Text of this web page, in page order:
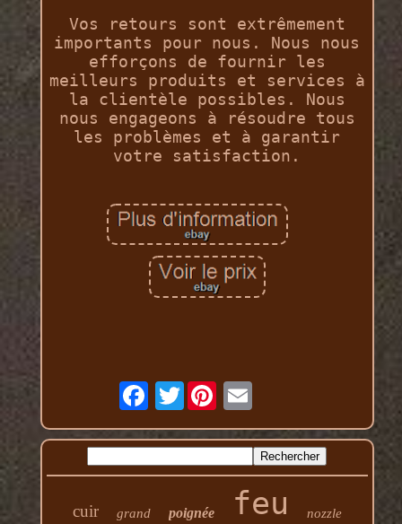
Vos retours sont extrêmement
importants pour nous. Nous nous
efforçons de fournir les
meilleurs produits et services à
la clientèle possibles. Nous
nous engageons à résoudre tous
les problèmes et à garantir
votre satisfaction.
Twitter
cuir grand poignée feu nozzle